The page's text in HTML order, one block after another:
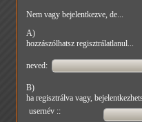
Nem vagy bejelentkezve, de...
A)
hozzászólhatsz regisztrálatlanul...
neved:
B)
ha regisztrálva vagy,
usernév ::